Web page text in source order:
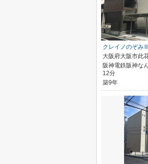
クレイノのぞみⅢ
大阪府大阪市此
阪神電鉄阪神な
12分
築9年